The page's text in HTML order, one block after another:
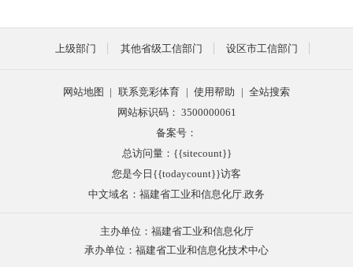
上级部门 其他省级工信部门 设区市工信部门
网站地图 | 联系竞彩体育 | 使用帮助 | 全站搜索
网站标识码： 3500000061
备案号：
总访问量：{{sitecount}}
您是今日{{todaycount}}访客
中文域名：福建省工业和信息化厅.政务
主办单位：福建省工业和信息化厅
承办单位：福建省工业和信息化技术中心